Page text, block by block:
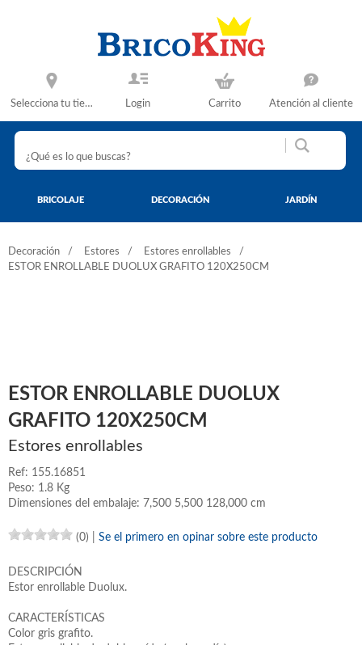
Selecciona tu tienda Login Carrito Atención al cliente
BRICOLAJE DECORACIÓN JARDÍN
Decoración Estores
Estores enrollables
ESTOR ENROLLABLE DUOLUX GRAFITO 120X250CM
ESTOR ENROLLABLE DUOLUX
GRAFITO 120X250CM
Estores enrollables
Ref: 155.16851
Peso: 1.8 Kg
Dimensiones del embalaje: 7,500 5,500 128,000 cm
(0) Se el primero en opinar sobre este producto
DESCRIPCIÓN
Estor enrollable Duolux.
CARACTERÍSTICAS
Color gris grafito.